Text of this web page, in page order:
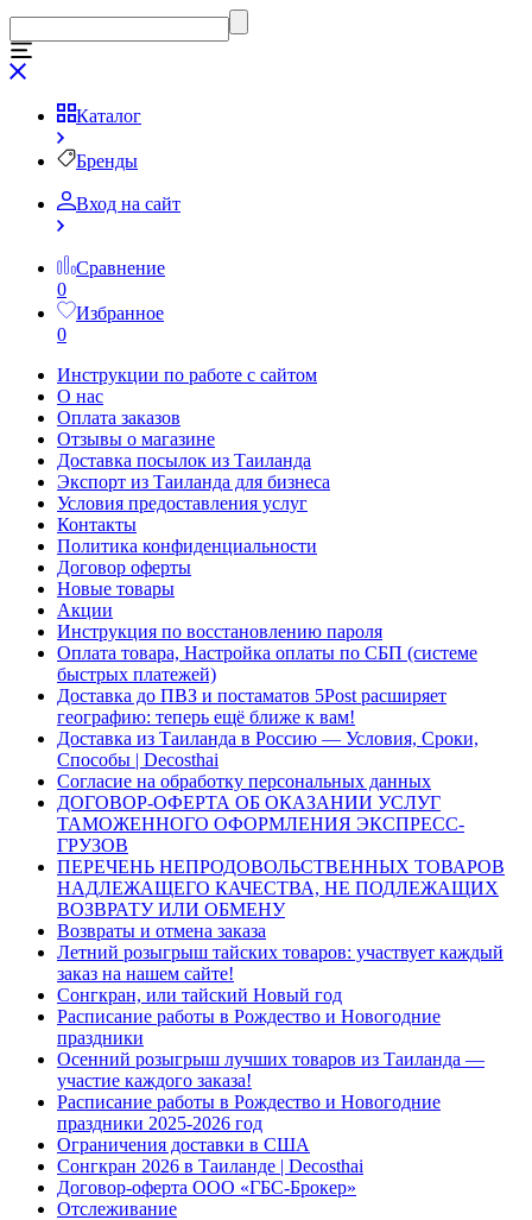
Каталог
Бренды
Вход на сайт
Сравнение
0
Избранное
0
Инструкции по работе с сайтом
О нас
Оплата заказов
Отзывы о магазине
Доставка посылок из Таиланда
Экспорт из Таиланда для бизнеса
Условия предоставления услуг
Контакты
Политика конфиденциальности
Договор оферты
Новые товары
Акции
Инструкция по восстановлению пароля
Оплата товара, Настройка оплаты по СБП (системе
быстрых платежей)
Доставка до ПВЗ и постаматов 5Post расширяет
географию: теперь ещё ближе к вам!
Доставка из Таиланда в Россию — Условия, Сроки,
Способы | Decosthai
Согласие на обработку персональных данных
ДОГОВОР-ОФЕРТА ОБ ОКАЗАНИИ УСЛУГ
ТАМОЖЕННОГО ОФОРМЛЕНИЯ ЭКСПРЕСС-
ГРУЗОВ
ПЕРЕЧЕНЬ НЕПРОДОВОЛЬСТВЕННЫХ ТОВАРОВ
НАДЛЕЖАЩЕГО КАЧЕСТВА, НЕ ПОДЛЕЖАЩИХ
ВОЗВРАТУ ИЛИ ОБМЕНУ
Возвраты и отмена заказа
Летний розыгрыш тайских товаров: участвует каждый
заказ на нашем сайте!
Сонгкран, или тайский Новый год
Расписание работы в Рождество и Новогодние
праздники
Осенний розыгрыш лучших товаров из Таиланда —
участие каждого заказа!
Расписание работы в Рождество и Новогодние
праздники 2025-2026 год
Ограничения доставки в США
Сонгкран 2026 в Таиланде | Decosthai
Договор-оферта ООО «ГБС-Брокер»
Отслеживание